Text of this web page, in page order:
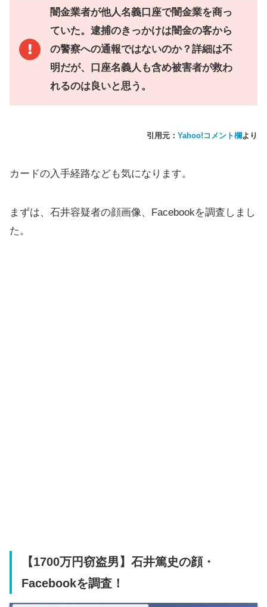
闇金業者が他人名義口座で闇金業を商っ
ていた。逮捕のきっかけは闇金の客から
の警察への通報ではないのか？詳細は不
明だが、口座名義人も含め被害者が救わ
れるのは良いと思う。
引用元： Yahoo!コメント欄より
カードの入手経路なども気になります。
まずは、石井容疑者の顔画像、Facebookを調査しまし
た。
【1700万円窃盗男】石井篤史の顔・
Facebookを調査！